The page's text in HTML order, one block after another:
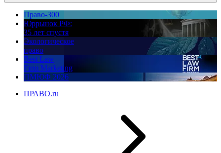
Право-300
Юррынок РФ:
35 лет спустя
Экологическое
право
Best Law
Firm Marketing
ПМЮФ 2026
ПРАВО.ru